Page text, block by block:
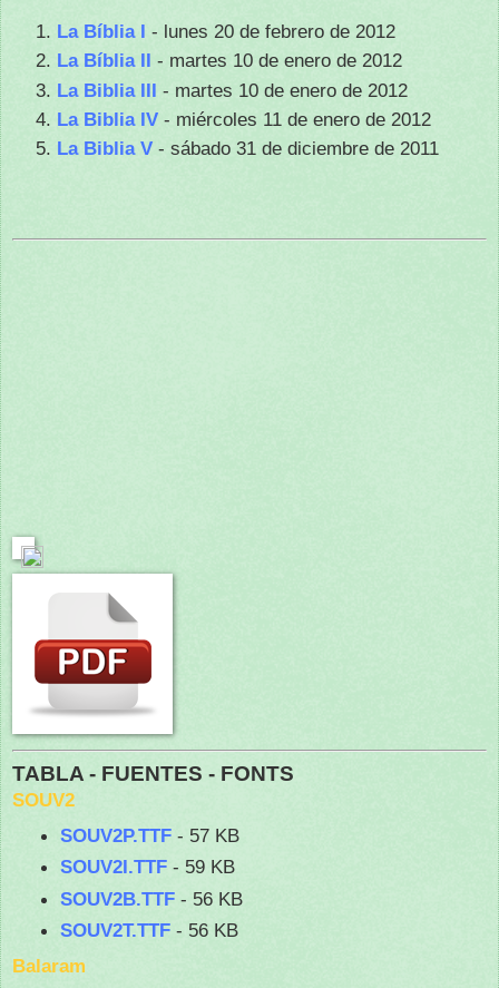
La Bíblia I - lunes 20 de febrero de 2012
La Bíblia II - martes 10 de enero de 2012
La Biblia III - martes 10 de enero de 2012
La Biblia IV - miércoles 11 de enero de 2012
La Biblia V - sábado 31 de diciembre de 2011
TABLA - FUENTES - FONTS
SOUV2
SOUV2P.TTF - 57 KB
SOUV2I.TTF - 59 KB
SOUV2B.TTF - 56 KB
SOUV2T.TTF - 56 KB
Balaram